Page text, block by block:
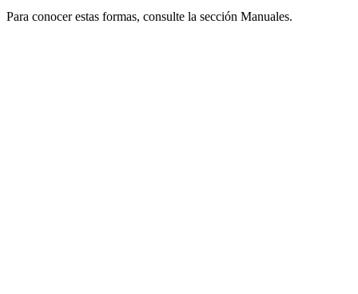
Para conocer estas formas, consulte la sección Manuales.